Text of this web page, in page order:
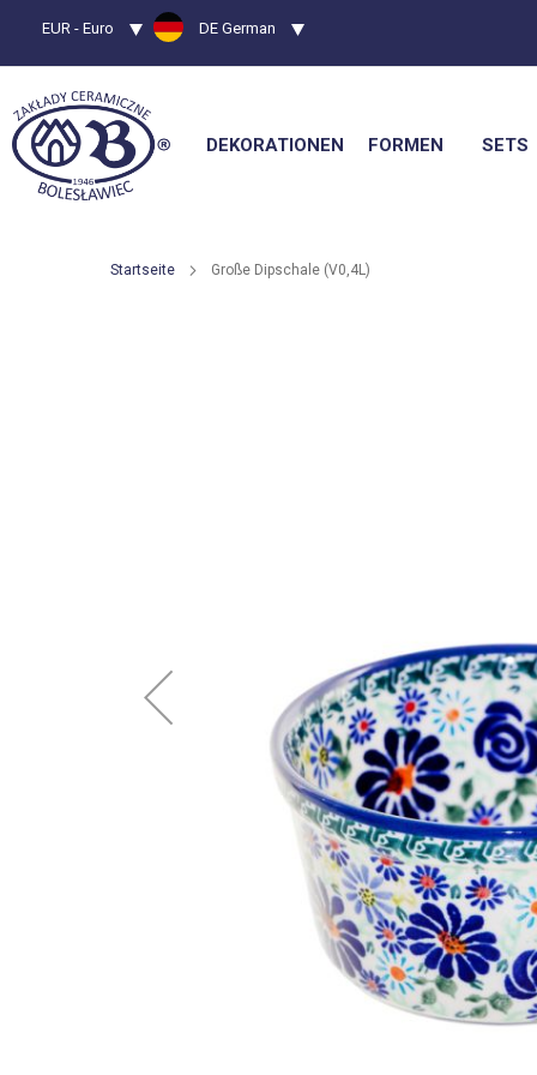
Währung
EUR - Euro SpracheDE German
DEKORATIONEN FORMEN SETS
Startseite Große Dipschale (V0,4L)